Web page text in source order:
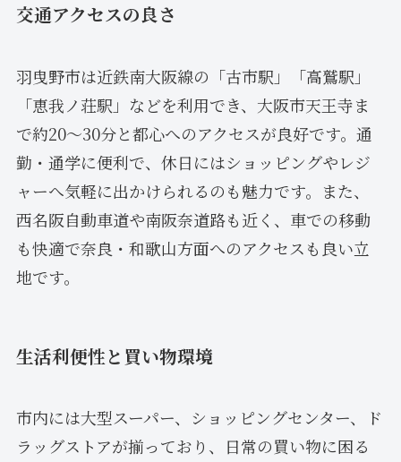
交通アクセスの良さ
羽曳野市は近鉄南大阪線の「古市駅」「高鷲駅」
「恵我ノ荘駅」などを利用でき、大阪市天王寺ま
で約20〜30分と都心へのアクセスが良好です。通
勤・通学に便利で、休日にはショッピングやレジ
ャーへ気軽に出かけられるのも魅力です。また、
西名阪自動車道や南阪奈道路も近く、車での移動
も快適で奈良・和歌山方面へのアクセスも良い立
地です。
生活利便性と買い物環境
市内には大型スーパー、ショッピングセンター、ド
ラッグストアが揃っており、日常の買い物に困る